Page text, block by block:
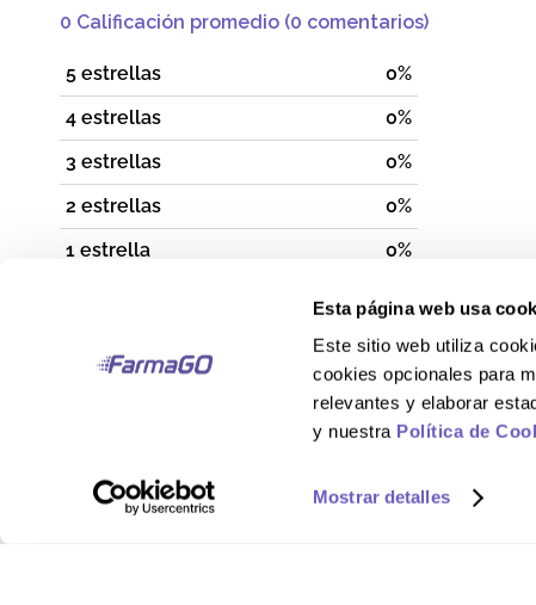
Esta página web usa
Este sitio web utiliza
cookies opcionales para
relevantes y elaborar
y nuestra Política de
Mostrar detalles
0 Calificación promedio (0 comentarios)
5 estrellas
0%
4 estrellas
0%
3 estrellas
0%
2 estrellas
0%
1 estrella
0%
Por favor, inicia sesión para escribir un comentario.
Todos
No hay comentarios.